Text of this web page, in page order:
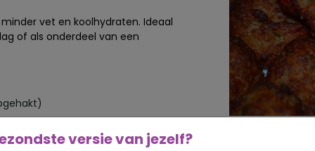
vet en koolhydraten. Ideaal
of als onderdeel van een
versie van jezelf?